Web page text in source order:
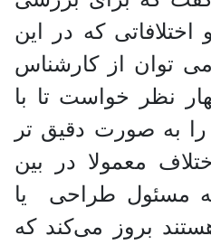
که در این
توان از کارشناس
نظر خواست تا با
به صورت دقیق تر
معمولا در بین
مسئول طراحی یا
بروز می‌کند که